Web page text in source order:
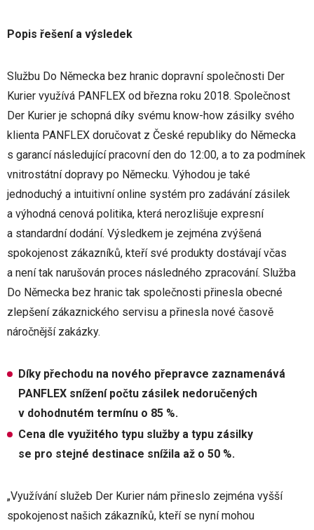
Popis řešení a výsledek
Službu Do Německa bez hranic dopravní společnosti Der
Kurier využívá PANFLEX od března roku 2018. Společnost
Der Kurier je schopná díky svému know-how zásilky svého
klienta PANFLEX doručovat z České republiky do Německa
s garancí následující pracovní den do 12:00, a to za podmínek
vnitrostátní dopravy po Německu. Výhodou je také
jednoduchý a intuitivní online systém pro zadávání zásilek
a výhodná cenová politika, která nerozlišuje expresní
a standardní dodání. Výsledkem je zejména zvýšená
spokojenost zákazníků, kteří své produkty dostávají včas
a není tak narušován proces následného zpracování. Služba
Do Německa bez hranic tak společnosti přinesla obecné
zlepšení zákaznického servisu a přinesla nové časově
náročnější zakázky.
Díky přechodu na nového přepravce zaznamenává
PANFLEX snížení počtu zásilek nedoručených
v dohodnutém termínu o 85 %.
Cena dle využitého typu služby a typu zásilky
se pro stejné destinace snížila až o 50 %.
„Využívání služeb Der Kurier nám přineslo zejména vyšší
spokojenost našich zákazníků, kteří se nyní mohou